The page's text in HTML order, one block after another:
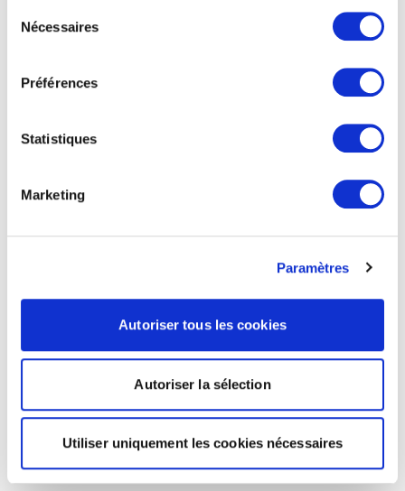
Nécessaires
Préférences
Statistiques
Marketing
Paramètres
Autoriser tous les cookies
Autoriser la sélection
Utiliser uniquement les cookies nécessaires